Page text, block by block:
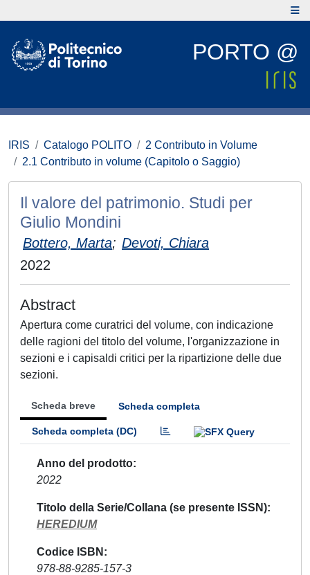
PORTO @
IRIS Catalogo POLITO
2 Contributo in Volume
2.1 Contributo in volume (Capitolo o Saggio)
Il valore del patrimonio. Studi per
Giulio Mondini
Bottero, Marta; Devoti, Chiara
2022
Abstract
Apertura come curatrici del volume, con indicazione
delle ragioni del titolo del volume, l'organizzazione in
sezioni e i capisaldi critici per la ripartizione delle due
sezioni.
Scheda breve Scheda completa
Scheda completa (DC)
Anno del prodotto
2022
Titolo della Serie/Collana (se presente ISSN)
HEREDIUM
Codice ISBN
978-88-9285-157-3